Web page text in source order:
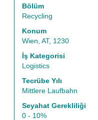
Bölüm
Recycling
Konum
Wien, AT, 1230
İş Kategorisi
Logistics
Tecrübe Yılı
Mittlere Laufbahn
Seyahat Gerekliliği
0 - 10%
görüntülemek
için
tuşu
ile
seçin.